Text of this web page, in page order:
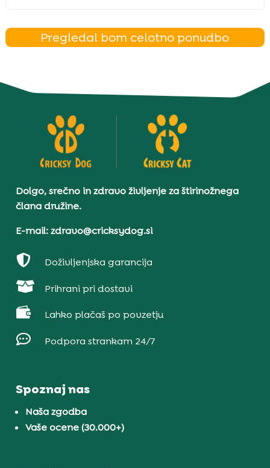
Pregledal bom celotno ponudbo
Dolgo, srečno in zdravo življenje za štirinožnega
člana družine.
E-mail: zdravo@cricksydog.si
 Doživljenjska garancija
 Prihrani pri dostavi
 Lahko plačaš po povzetju
 Podpora strankam 24/7
Spoznaj nas
Naša zgodba
Vaše ocene (30.000+)